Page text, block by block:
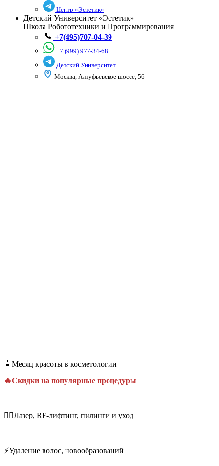
Центр «Эстетик»
Детский Университет «Эстетик»
Школа Робототехники и Программирования
+7(495)707-04-39
+7 (999) 977-34-68
Детский Университет
Москва, Алтуфьевское шоссе, 56
🧴Месяц красоты в косметологии
🔥Скидки на популярные процедуры
💆‍♀️Лазер, RF-лифтинг, пилинги и уход
⚡Удаление волос, новообразований